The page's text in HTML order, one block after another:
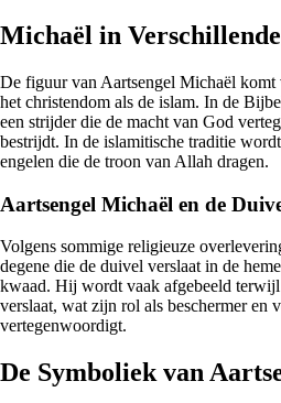
Michaël in
De figuur van Aartsengel Michaël
het christendom als de islam. In de
een strijder die de macht van God
bestrijdt. In de islamitische traditie
engelen die de troon van Allah dragen.
Aartsengel Michaël en de
Volgens sommige religieuze
degene die de duivel verslaat in de
kwaad. Hij wordt vaak afgebeeld
verslaat, wat zijn rol als beschermer en
vertegenwoordigt.
De Symboliek van